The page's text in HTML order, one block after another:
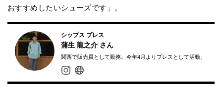
おすすめしたいシューズです」。
シップス プレス
蒲生 龍之介 さん
関西で販売員として勤務。今年4月よりプレスとして活動。